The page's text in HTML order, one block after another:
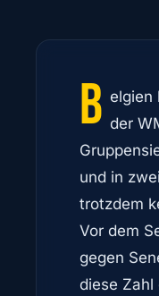
B elgien
der
und in
trotzdem
Vor dem
gegen
diese Zahl